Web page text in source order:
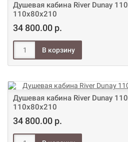
Душевая кабина River Dunay
110х80х210
34 800.00 р.
Душевая кабина River Dunay
110х80х210
34 800.00 р.